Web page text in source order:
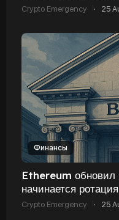
Crypto Emergency · 25
Финансы
Ethereum обновил
начинается
Crypto Emergency · 25